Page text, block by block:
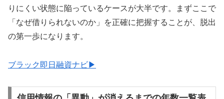
りにくい状態に陥っているケースが大半です。まずここで
「なぜ借りられないのか」を正確に把握することが、脱出
の第一歩になります。
ブラック即日融資ナビ▶